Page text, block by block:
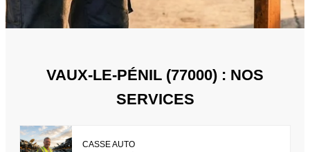
VAUX-LE-PÉNIL (77000) : NOS
SERVICES
CASSE AUTO